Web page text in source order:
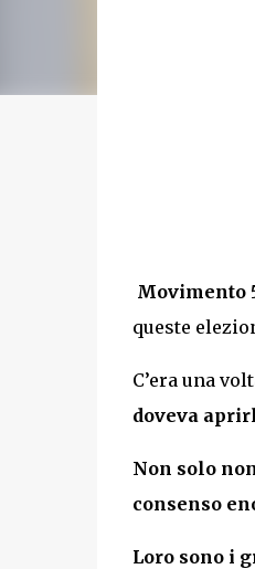
Movimento
queste
C’era una
doveva
Non solo
consenso
Loro sono i